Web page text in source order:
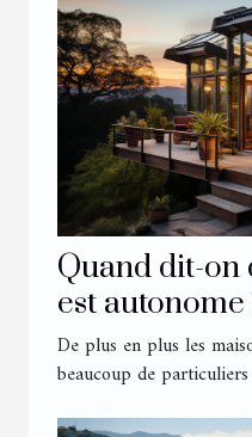
Quand dit-on
est autonome
De plus en plus les
beaucoup de